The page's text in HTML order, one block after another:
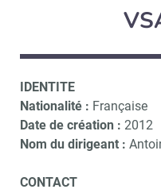
IDENTITE
Nationalité : Française
Date de création : 2012
Nom du dirigeant :
CONTACT